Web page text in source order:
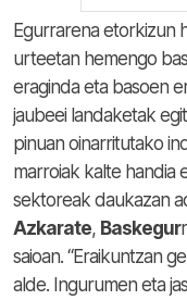
Egurrarena etorkizun
urteetan hemengo
eraginda eta basoen
jaubeei landaketak
pinuan oinarritutako
marroiak kalte handia
sektoreak daukazan
Azkarate, Baskegur
saioan. “Eraikuntzan
alde. Ingurumen eta